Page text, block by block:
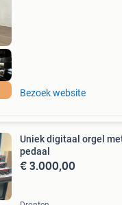
Bezoek website
Uniek digitaal orgel
pedaal
€ 3.000,00